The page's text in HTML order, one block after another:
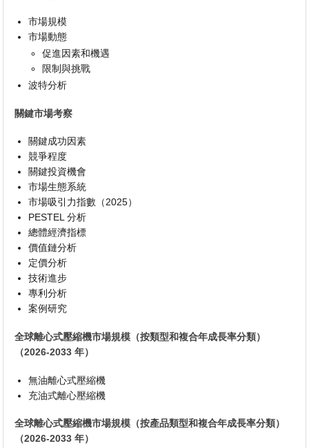
市場規模
市場動態
促進因素和機遇
限制與挑戰
波特分析
關鍵市場考察
關鍵成功因素
競爭程度
關鍵投資機會
市場生態系統
市場吸引力指數（2025）
PESTEL 分析
總體經濟指標
價值鏈分析
定價分析
技術進步
專利分析
案例研究
全球離心式壓縮機市場規模（按類型和複合年成長率分類）
（2026-2033 年）
無油離心式壓縮機
充油式離心壓縮機
全球離心式壓縮機市場規模（按產品類型和複合年成長率分類）
（2026-2033 年）